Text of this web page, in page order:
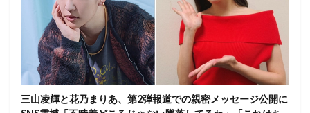
三山凌輝と花乃まりあ、第2弾報道での親密メッセージ公開に